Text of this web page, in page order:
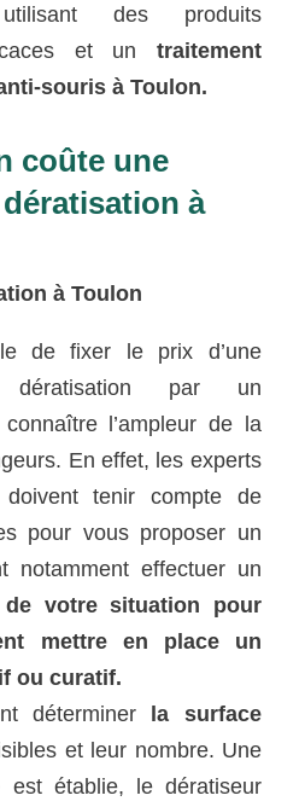
des produits
et un traitement
souris à Toulon.
coûte une
à
à Toulon
de fixer le prix d’une
dératisation par un
l’ampleur de la
En effet, les experts
tenir compte de
pour vous proposer un
notamment effectuer un
votre situation pour
mettre en place un
ou curatif.
déterminer la surface
et leur nombre. Une
est établie, le dératiseur